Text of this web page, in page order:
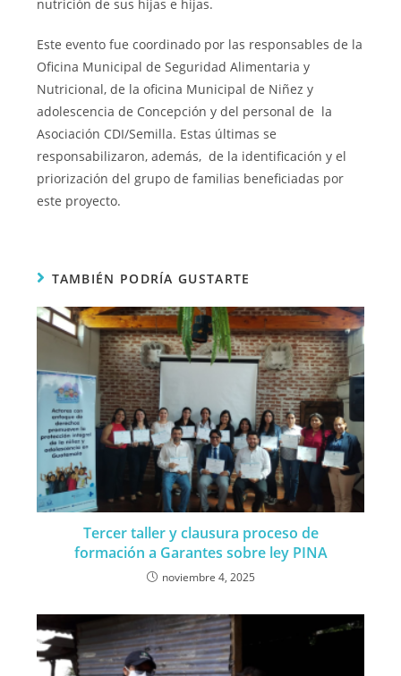
nutrición de sus hijas e hijas.
Este evento fue coordinado por las responsables de la
Oficina Municipal de Seguridad Alimentaria y
Nutricional, de la oficina Municipal de Niñez y
adolescencia de Concepción y del personal de la
Asociación CDI/Semilla. Estas últimas se
responsabilizaron, además, de la identificación y el
priorización del grupo de familias beneficiadas por
este proyecto.
TAMBIÉN PODRÍA GUSTARTE
Tercer taller y clausura proceso de
formación a Garantes sobre ley PINA
noviembre 4, 2025